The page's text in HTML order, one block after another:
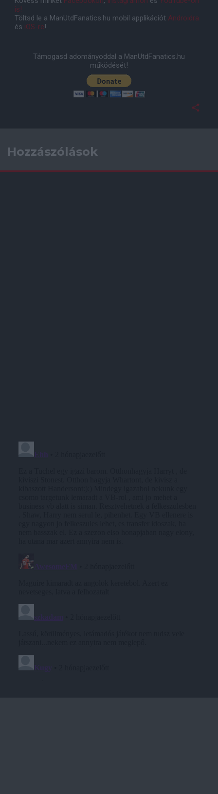
is!
Töltsd le a ManUtdFanatics.hu mobil applikációt Androidra
és iOS-re!
Támogasd adományoddal a ManUtdFanatics.hu
működését!
Hozzászólások